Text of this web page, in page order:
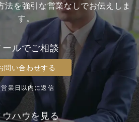
法を強引な営業なしでお伝えしま
す。
ールでご相談
問い合わせする
営業日以内に返信
ウハウを見る